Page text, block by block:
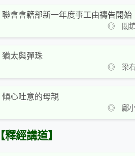
聯會會籍部新一年度事工由禱告開始
◎ 關鎮
猶太與彈珠
◎ 梁右
傾心吐意的母親
◎ 鄺小
【釋經講道】